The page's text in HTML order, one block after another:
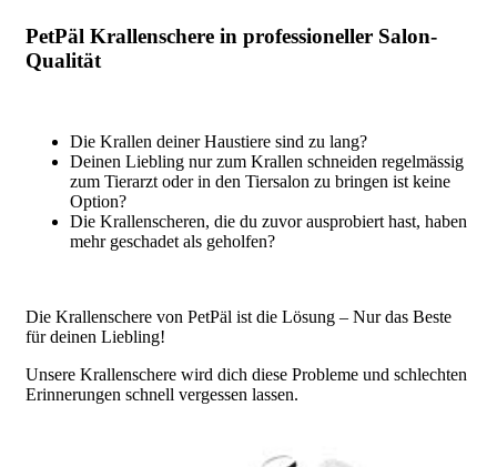
PetPäl Krallenschere in professioneller Salon-
Qualität
Die Krallen deiner Haustiere sind zu lang?
Deinen Liebling nur zum Krallen schneiden regelmässig
zum Tierarzt oder in den Tiersalon zu bringen ist keine
Option?
Die Krallenscheren, die du zuvor ausprobiert hast, haben
mehr geschadet als geholfen?
Die Krallenschere von PetPäl ist die Lösung – Nur das Beste
für deinen Liebling!
Unsere Krallenschere wird dich diese Probleme und schlechten
Erinnerungen schnell vergessen lassen.